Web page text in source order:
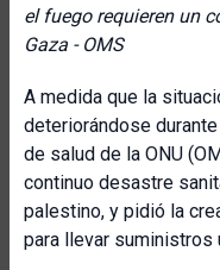
el fuego requieren un
Gaza - OMS
A medida que la
deteriorándose
de salud de la ONU
continuo desastre
palestino, y pidió la
para llevar suministros